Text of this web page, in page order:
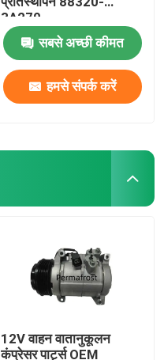
3A270
सबसे अच्छी कीमत
हमसे संपर्क करें
12V वाहन वातानुकूलन
कंप्रेसर पार्ट्स OEM